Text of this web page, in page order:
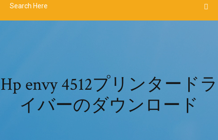
Hp envy 4512プリンタードラ
イバーのダウンロード